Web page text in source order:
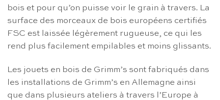
bois et pour qu’on puisse voir le grain à travers. La
surface des morceaux de bois européens certifiés
FSC est laissée légèrement rugueuse, ce qui les
rend plus facilement empilables et moins glissants.
Les jouets en bois de Grimm’s sont fabriqués dans
les installations de Grimm’s en Allemagne ainsi
que dans plusieurs ateliers à travers l’Europe à